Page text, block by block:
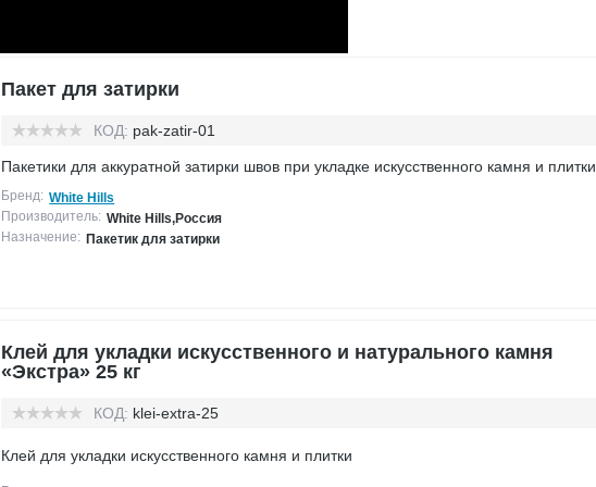
Пакет для затирки
КОД: pak-zatir-01
Пакетики для аккуратной затирки швов при укладке искусственного камня и плитки
Бренд: White Hills
Производитель: White Hills,Россия
Назначение: Пакетик для затирки
Клей для укладки искусственного и натурального камня
«Экстра» 25 кг
КОД: klei-extra-25
Клей для укладки искусственного камня и плитки